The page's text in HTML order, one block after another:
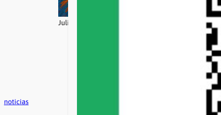
Juliana Sesma
noticias